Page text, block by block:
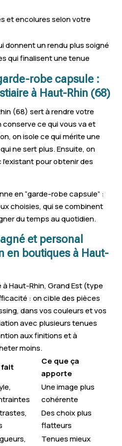
Wettolsheim
Lièpvre
Landser
et encolures selon votre
donnent un rendu plus soigné
qui finalisent une tenue
robe capsule :
à Haut-Rhin (68)
(68) sert à rendre votre
ce qui vous va et
on isole ce qui mérite une
ne sert plus. Ensuite, on
pour obtenir des
en “garde-robe capsule” :
choisies, qui se combinent
du temps au quotidien.
et personal
en boutiques à Haut-
Haut-Rhin, Grand Est (type
: on cible des pièces
dans vos couleurs et vos
avec plusieurs tenues
aux finitions et à
moins.
fait
Ce que ça
apporte
Une image plus
cohérente
Des choix plus
flatteurs
Tenues mieux